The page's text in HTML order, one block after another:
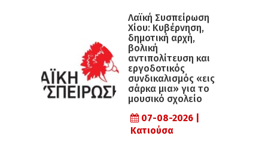
Λαϊκή Συσπείρωση
Χίου: Κυβέρνηση,
δημοτική αρχή,
βολική
αντιπολίτευση και
εργοδοτικός
συνδικαλισμός «εις
σάρκα μια» για το
μουσικό σχολείο
07-08-2026 |
Κατιούσα